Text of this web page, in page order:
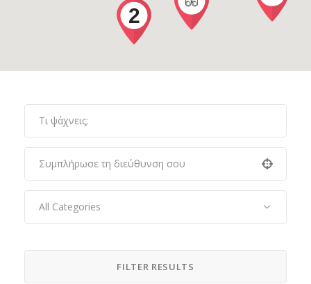
2
All Categories
FILTER RESULTS